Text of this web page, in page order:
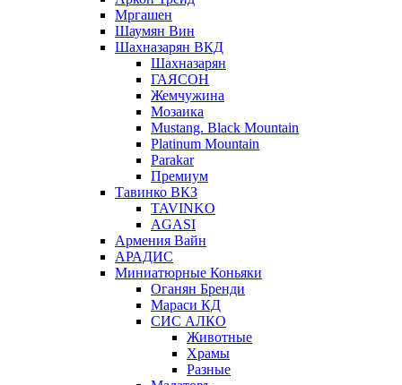
Мргашен
Шаумян Вин
Шахназарян ВКД
Шахназарян
ГАЯСОН
Жемчужина
Мозаика
Mustang. Black Mountain
Platinum Mountain
Parakar
Премиум
Тавинко ВКЗ
TAVINKO
AGASI
Армения Вайн
АРАДИС
Миниатюрные Коньяки
Оганян Бренди
Мараси КД
СИС АЛКО
Животные
Храмы
Разные